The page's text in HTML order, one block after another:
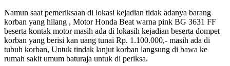
Namun saat pemeriksaan di lokasi kejadian tidak adanya barang
korban yang hilang , Motor Honda Beat warna pink BG 3631 FF
beserta kontak motor masih ada di lokasih kejadian beserta dompet
korban yang berisi kan uang tunai Rp. 1.100.000,- masih ada di
tubuh korban, Untuk tindak lanjut korban langsung di bawa ke
rumah sakit umum baturaja untuk di periksa.